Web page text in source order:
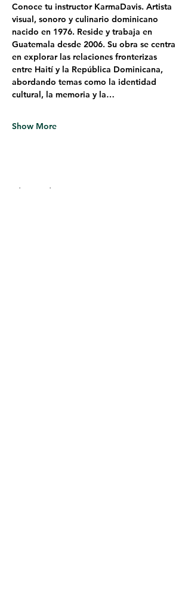
Conoce tu instructor KarmaDavis. Artista
visual, sonoro y culinario dominicano
nacido en 1976. Reside y trabaja en
Guatemala desde 2006. Su obra se centra
en explorar las relaciones fronterizas
entre Haití y la República Dominicana,
abordando temas como la identidad
cultural, la memoria y la…
Show More
Share this event